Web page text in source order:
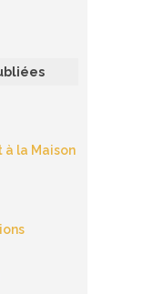
à la Maison